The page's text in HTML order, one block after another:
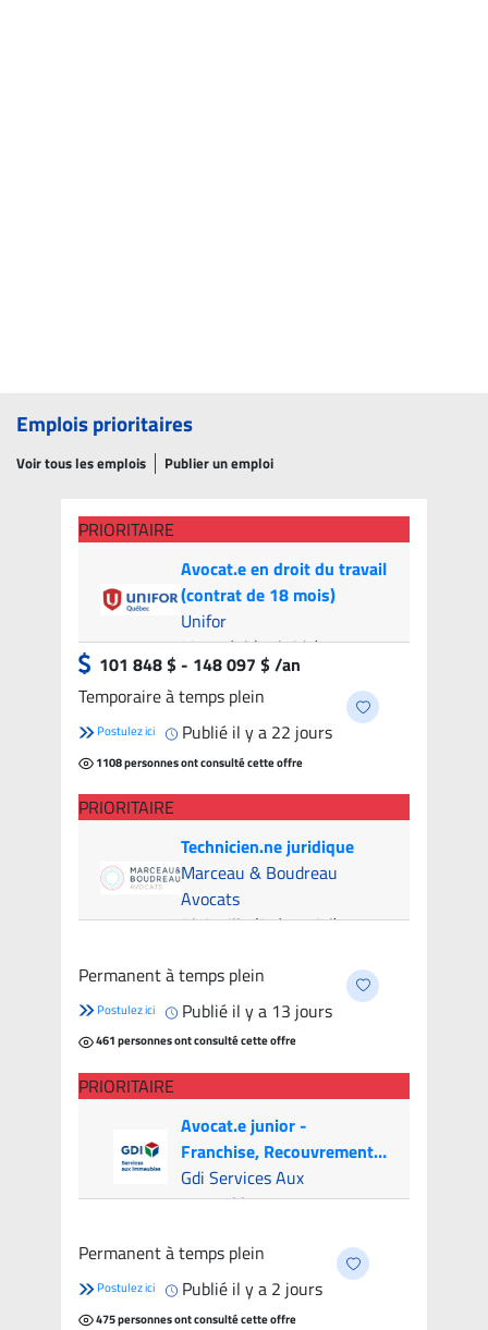
Emplois prioritaires
Voir tous les emplois Publier un emploi
PRIORITAIRE
Avocat.e en droit du travail
(contrat de 18 mois)
Unifor
Montréal (Hybride)- 8
candidats
101 848 $ - 148 097 $ /an
Temporaire à temps plein
Postulez ici Publié il y a 22 jours
1108 personnes ont consulté cette offre
PRIORITAIRE
Technicien.ne juridique
Marceau & Boudreau
Avocats
Blainville (Présentiel)- 6
Permanent à temps plein
Postulez ici Publié il y a 13 jours
461 personnes ont consulté cette offre
PRIORITAIRE
Avocat.e junior -
Franchise, Recouvrement
et Litige (Canada & USA)
Gdi Services Aux
Immeubles
candidats
Permanent à temps plein
Postulez ici Publié il y a 2 jours
475 personnes ont consulté cette offre